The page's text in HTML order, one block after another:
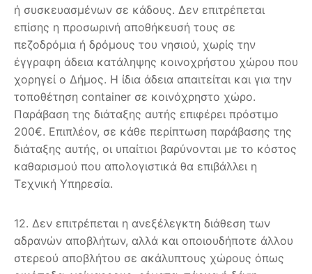
ή συσκευασμένων σε κάδους. Δεν επιτρέπεται
επίσης η προσωρινή αποθήκευσή τους σε
πεζοδρόμια ή δρόμους του νησιού, χωρίς την
έγγραφη άδεια κατάληψης κοινοχρήστου χώρου που
χορηγεί ο Δήμος. Η ίδια άδεια απαιτείται και για την
τοποθέτηση container σε κοινόχρηστο χώρο.
Παράβαση της διάταξης αυτής επιφέρει πρόστιμο
200€. Επιπλέον, σε κάθε περίπτωση παράβασης της
διάταξης αυτής, οι υπαίτιοι βαρύνονται με το κόστος
καθαρισμού που απολογιστικά θα επιβάλλει η
Τεχνική Υπηρεσία.
12. Δεν επιτρέπεται η ανεξέλεγκτη διάθεση των
αδρανών αποβλήτων, αλλά και οποιουδήποτε άλλου
στερεού αποβλήτου σε ακάλυπτους χώρους όπως